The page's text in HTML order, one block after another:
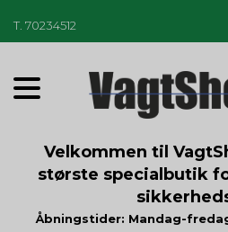
T 70234512
T
o
Velkommen til
største specialbutik
Åbningstider: Mandag-